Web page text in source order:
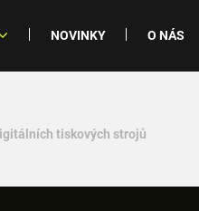
NOVINKY O NÁS
tiskových strojů